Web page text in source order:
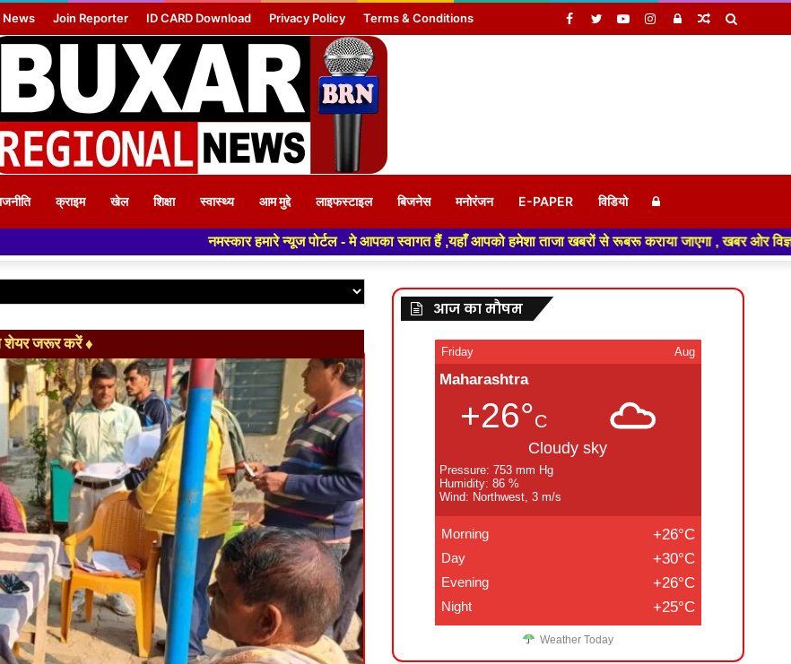
News Join Reporter ID CARD Download Privacy Policy Terms & Conditions Random
Log
Instagram
YouTube
Twitter
Facebook
क्राइम खेल शिक्षा स्वास्थ्य आम मुद्दे लाइफस्टाइल बिजनेस मनोरंजन E-PAPER विडियो Log
In
नमस्कार हमारे न्यूज पोर्टल - मे आपका स्वागत हैं ,यहाँ आपको हमेशा ताजा खबरों से रूबरू कराया जाएगा , खबर ओर विज्ञापन के लिए संपर्क करे
जरूर करें ♦
आज का मौषम
Friday Aug
Maharashtra
+26°C
Cloudy sky
Pressure: 753 mm Hg
Humidity: 86 %
Wind: Northwest, 3 m/s
Morning +26°C
Day +30°C
Evening +26°C
Night +25°C
Weather Today